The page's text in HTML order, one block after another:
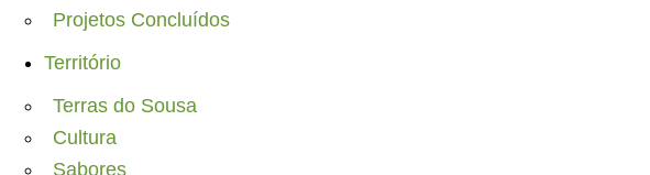
Projetos Concluídos
Território
Terras do Sousa
Cultura
Sabores